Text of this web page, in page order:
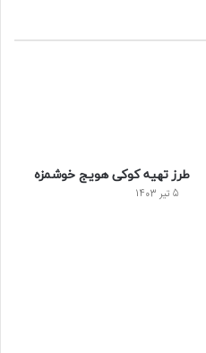
ت
ت
ی
پ
طرز تهیه کوکی هویج خوشمزه
5 تیر 1403